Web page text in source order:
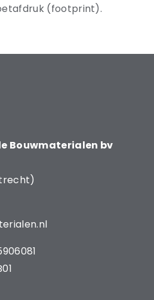
(footprint).
Bouwmaterialen bv